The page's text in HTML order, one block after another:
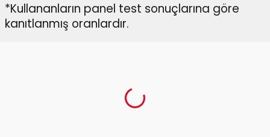
*Kullananların panel test sonuçlarına göre
kanıtlanmış oranlardır.